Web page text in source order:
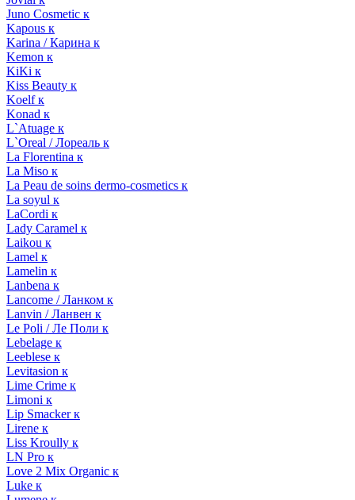
Juno Cosmetic к
Kapous к
Karina / Карина к
Kemon к
KiKi к
Kiss Beauty к
Koelf к
Konad к
L`Atuage к
L`Oreal / Лореаль к
La Florentina к
La Miso к
La Peau de soins dermo-cosmetics к
La soyul к
LaCordi к
Lady Caramel к
Laikou к
Lamel к
Lamelin к
Lanbena к
Lancome / Ланком к
Lanvin / Ланвен к
Le Poli / Ле Поли к
Lebelage к
Leeblese к
Levitasion к
Lime Crime к
Limoni к
Lip Smacker к
Lirene к
Liss Kroully к
LN Pro к
Love 2 Mix Organic к
Luke к